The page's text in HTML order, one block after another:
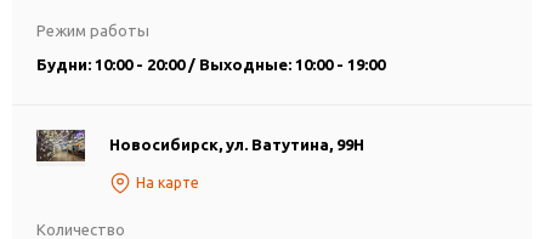
Режим работы
Будни: 10:00 - 20:00 / Выходные: 10:00 - 19:00
Новосибирск, ул. Ватутина, 99Н
На карте
Количество